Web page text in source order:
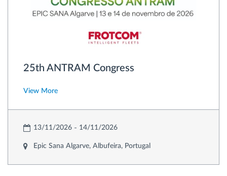
25th ANTRAM Congress
View More
13/11/2026 14/11/2026
Epic Sana Algarve, Albufeira, Portugal